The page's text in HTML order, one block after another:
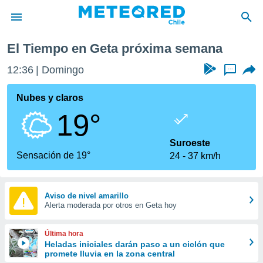
de
por
que se
calidad.
a este
las
y
forma
digital
basada
El Tiempo en Geta próxima semana
12:36 Domingo ...
Nubes y claros
19°
Sensación de 19°
Suroeste
24
37 km/h
Aviso de nivel amarillo
Alerta moderada por otros en Geta hoy
Última hora
Heladas iniciales darán paso a un ciclón que
promete lluvia en la zona central